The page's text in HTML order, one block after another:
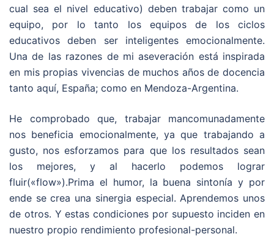
cual sea el nivel educativo) deben trabajar como un
equipo, por lo tanto los equipos de los ciclos
educativos deben ser inteligentes emocionalmente.
Una de las razones de mi aseveración está inspirada
en mis propias vivencias de muchos años de docencia
tanto aquí, España; como en Mendoza-Argentina.
He comprobado que, trabajar mancomunadamente
nos beneficia emocionalmente, ya que trabajando a
gusto, nos esforzamos para que los resultados sean
los mejores, y al hacerlo podemos lograr
fluir(«flow»).Prima el humor, la buena sintonía y por
ende se crea una sinergia especial. Aprendemos unos
de otros. Y estas condiciones por supuesto inciden en
nuestro propio rendimiento profesional-personal.